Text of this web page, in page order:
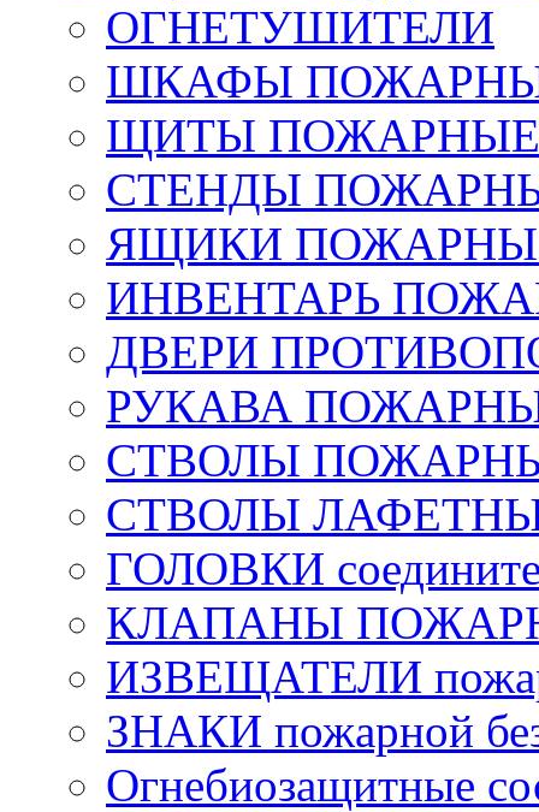
ОГНЕТУШИТЕЛИ
ШКАФЫ
ЩИТЫ ПОЖАРНЫЕ
СТЕНДЫ
ЯЩИКИ ПОЖАРНЫЕ
ИНВЕНТАРЬ
ДВЕРИ
РУКАВА
СТВОЛЫ
СТВОЛЫ
ГОЛОВКИ
КЛАПАНЫ
ИЗВЕЩАТЕЛИ
ЗНАКИ пожарной
Огнебиозащитные